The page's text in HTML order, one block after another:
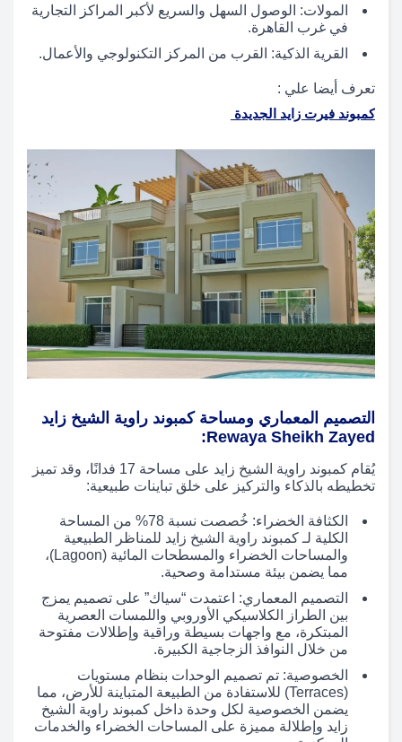
المولات: الوصول السهل والسريع لأكبر المراكز التجارية
في غرب القاهرة.
القرية الذكية: القرب من المركز التكنولوجي والأعمال.
تعرف أيضا علي :
كمبوند فيرت زايد الجديدة
التصميم المعماري ومساحة كمبوند راوية الشيخ زايد
Rewaya Sheikh Zayed:
يُقام كمبوند راوية الشيخ زايد على مساحة 17 فدانًا، وقد تميز
تخطيطه بالذكاء والتركيز على خلق تباينات طبيعية:
الكثافة الخضراء: خُصصت نسبة 78% من المساحة
الكلية لـ كمبوند راوية الشيخ زايد للمناظر الطبيعية
والمساحات الخضراء والمسطحات المائية (Lagoon)،
مما يضمن بيئة مستدامة وصحية.
التصميم المعماري: اعتمدت “سياك” على تصميم يمزج
بين الطراز الكلاسيكي الأوروبي واللمسات العصرية
المبتكرة، مع واجهات بسيطة وراقية وإطلالات مفتوحة
من خلال النوافذ الزجاجية الكبيرة.
الخصوصية: تم تصميم الوحدات بنظام مستويات
(Terraces) للاستفادة من الطبيعة المتباينة للأرض، مما
يضمن الخصوصية لكل وحدة داخل كمبوند راوية الشيخ
زايد وإطلالة مميزة على المساحات الخضراء والخدمات